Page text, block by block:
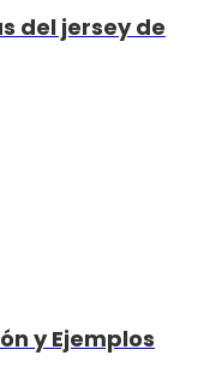
del jersey de
y Ejemplos